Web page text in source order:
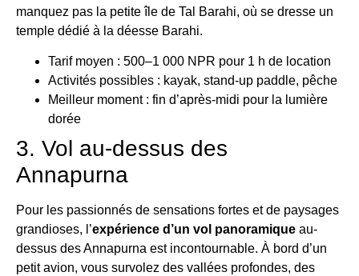
manquez pas la petite île de Tal Barahi, où se dresse un
temple dédié à la déesse Barahi.
Tarif moyen : 500–1 000 NPR pour 1 h de location
Activités possibles : kayak, stand-up paddle, pêche
Meilleur moment : fin d’après-midi pour la lumière
dorée
3. Vol au-dessus des
Annapurna
Pour les passionnés de sensations fortes et de paysages
grandioses, l’expérience d’un vol panoramique au-
dessus des Annapurna est incontournable. À bord d’un
petit avion, vous survolez des vallées profondes, des